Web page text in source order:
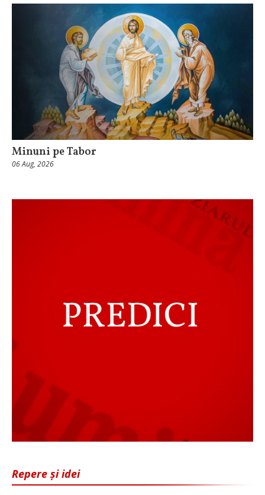
Minuni pe Tabor
06 Aug, 2026
Repere și idei